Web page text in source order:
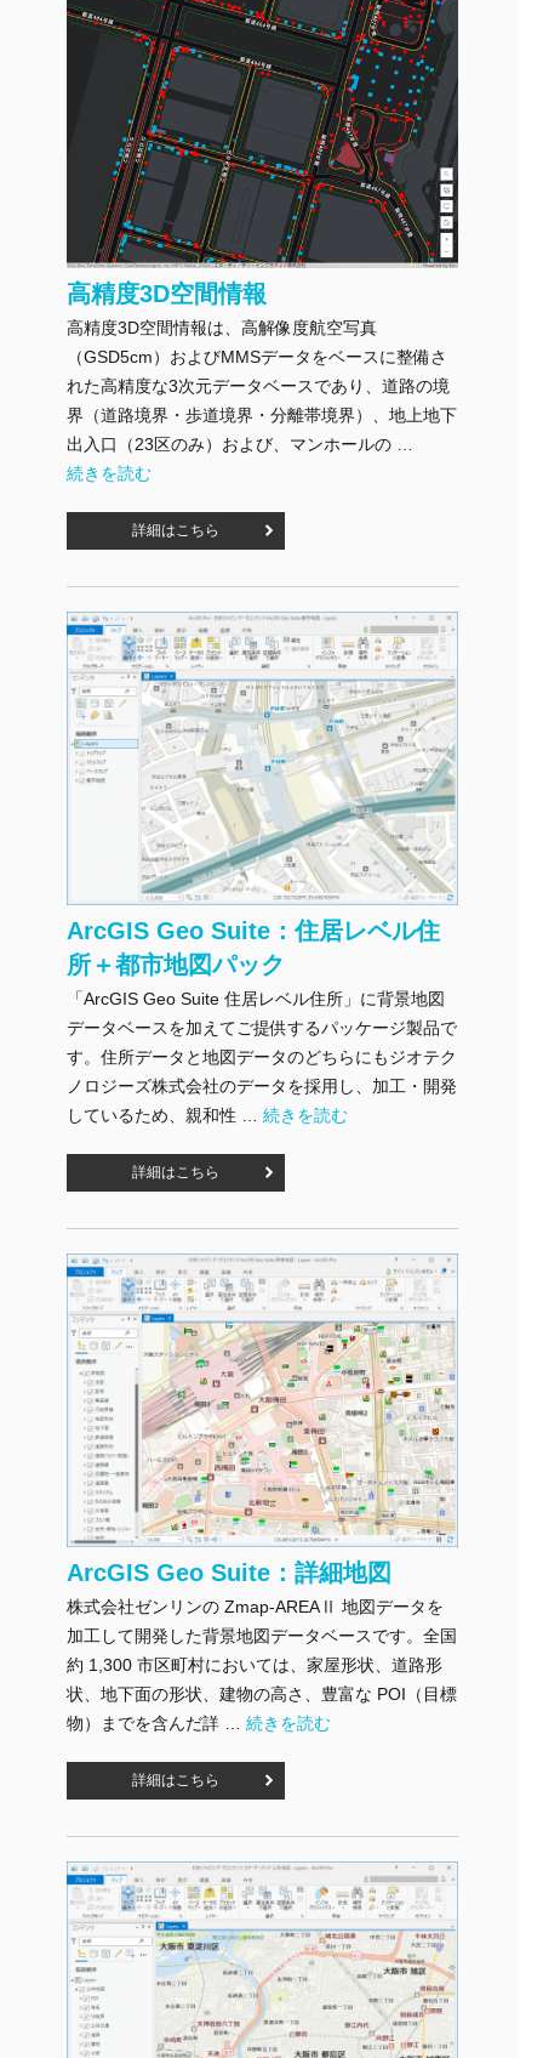
高精度3D空間情報
高精度3D空間情報は、高解像度航空写真
（GSD5cm）およびMMSデータをベースに整備さ
れた高精度な3次元データベースであり、道路の境
界（道路境界・歩道境界・分離帯境界）、地上地下
出入口（23区のみ）および、マンホールの …
"高精度3D空間情報" の
続きを読む
詳細はこちら
ArcGIS Geo Suite：住居レベル住
所＋都市地図パック
「ArcGIS Geo Suite 住居レベル住所」に背景地図
データベースを加えてご提供するパッケージ製品で
す。住所データと地図データのどちらにもジオテク
ノロジーズ株式会社のデータを採用し、加工・開発
しているため、親和性 … "ArcGIS Geo Suite：住居レベル住
続きを読む
詳細はこちら
ArcGIS Geo Suite：詳細地図
株式会社ゼンリンの Zmap-AREAⅡ 地図データを
加工して開発した背景地図データベースです。全国
約 1,300 市区町村においては、家屋形状、道路形
状、地下面の形状、建物の高さ、豊富な POI（目標
物）までを含んだ詳 … "ArcGIS Geo Suite：詳細地図" の
続きを読む
詳細はこちら